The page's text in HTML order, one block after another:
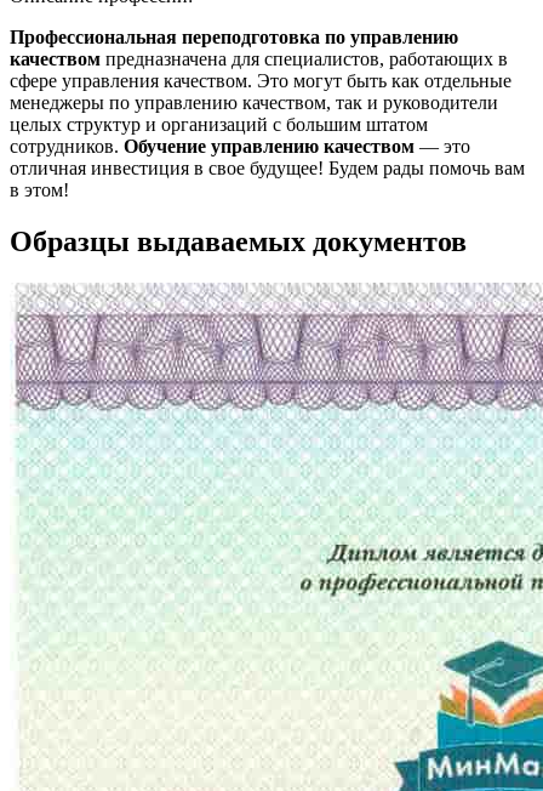
Профессиональная переподготовка по управлению
качеством предназначена для специалистов, работающих в
сфере управления качеством. Это могут быть как отдельные
менеджеры по управлению качеством, так и руководители
целых структур и организаций с большим штатом
сотрудников. Обучение управлению качеством — это
отличная инвестиция в свое будущее! Будем рады помочь вам
в этом!
Образцы выдаваемых документов